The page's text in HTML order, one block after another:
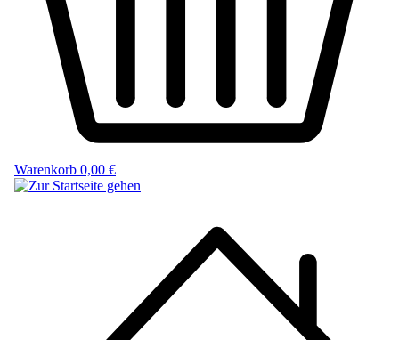
Warenkorb 0,00 €